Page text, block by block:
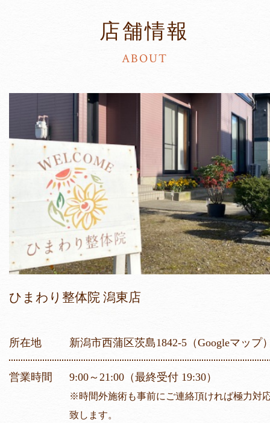
店舗情報
ABOUT
ひまわり整体院 潟東店
所在地 新潟市西蒲区茨島1842-5 （Googleマップ
営業時間 9:00～21:00（最終受付 19:30）
※時間外施術も事前にご連絡頂ければ極力対
致します。